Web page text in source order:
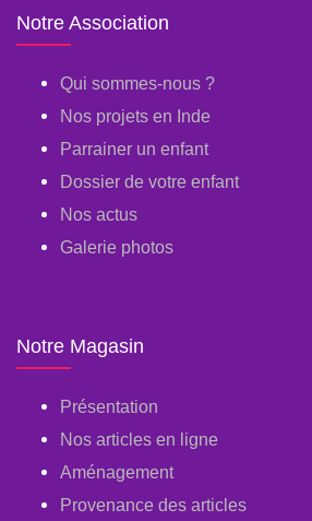
Notre Association
Qui sommes-nous ?
Nos projets en Inde
Parrainer un enfant
Dossier de votre enfant
Nos actus
Galerie photos
Notre Magasin
Présentation
Nos articles en ligne
Aménagement
Provenance des articles